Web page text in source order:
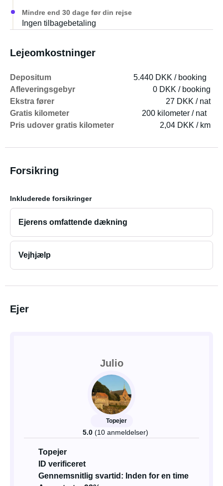
Mindre end 30 dage før din rejse
Ingen tilbagebetaling
Lejeomkostninger
Depositum
5.440 DKK / booking
Afleveringsgebyr
0 DKK / booking
Ekstra fører
27 DKK / nat
Gratis kilometer
200 kilometer / nat
Pris udover gratis kilometer
2,04 DKK / km
Forsikring
Inkluderede forsikringer
Ejerens omfattende dækning
Vejhjælp
Ejer
Julio
Topejer
5.0 (10 anmeldelser)
Topejer
ID verificeret
Gennemsnitlig svartid: Inden for en time